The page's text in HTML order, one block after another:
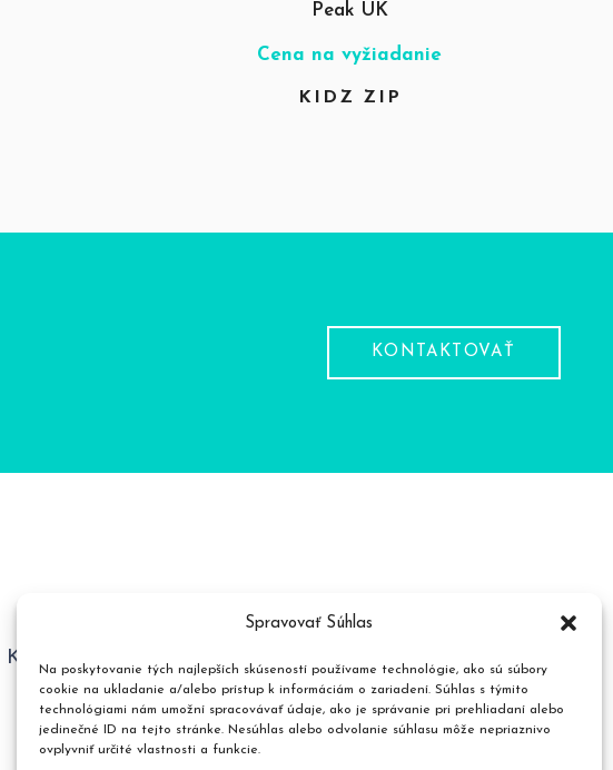
Spravovať Súhlas
Na poskytovanie tých najlepších skúseností používame technológie, ako sú súbory
cookie na ukladanie a/alebo prístup k informáciám o zariadení. Súhlas s týmito
technológiami nám umožní spracovávať údaje, ako je správanie pri prehliadaní alebo
jedinečné ID na tejto stránke. Nesúhlas alebo odvolanie súhlasu môže nepriaznivo
ovplyvniť určité vlastnosti a funkcie.
Peak UK
Cena na vyžiadanie
KIDZ ZIP
KONTAKTOVAŤ
Katalóg produktov